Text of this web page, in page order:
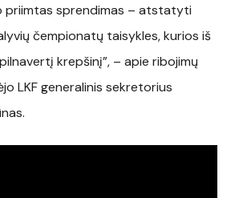
priimtas sprendimas – atstatyti
čempionatų taisykles, kurios iš
krepšinį”, – apie ribojimų
LKF generalinis sekretorius